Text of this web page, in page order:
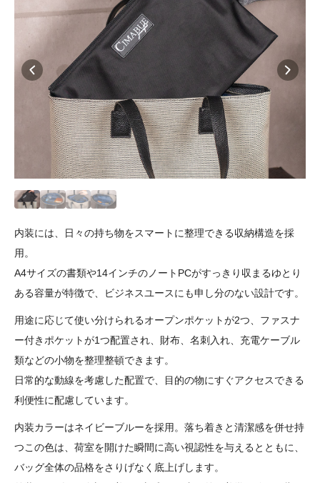
内装には、日々の持ち物をスマートに整理できる収納構造を採
用。
A4サイズの書類や14インチのノートPCがすっきり収まるゆとり
ある容量が特徴で、ビジネスユースにも申し分のない設計です。
用途に応じて使い分けられるオープンポケットが2つ、ファスナ
ー付きポケットが1つ配置され、財布、名刺入れ、充電ケーブル
類などの小物を整理整頓できます。
日常的な動線を考慮した配置で、目的の物にすぐアクセスできる
利便性に配慮しています。
内装カラーはネイビーブルーを採用。落ち着きと清潔感を併せ持
つこの色は、荷室を開けた瞬間に高い視認性を与えるとともに、
バッグ全体の品格をさりげなく底上げします。